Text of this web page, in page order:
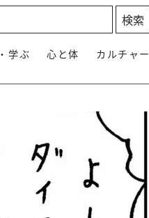
学ぶ 心と体 カルチャー